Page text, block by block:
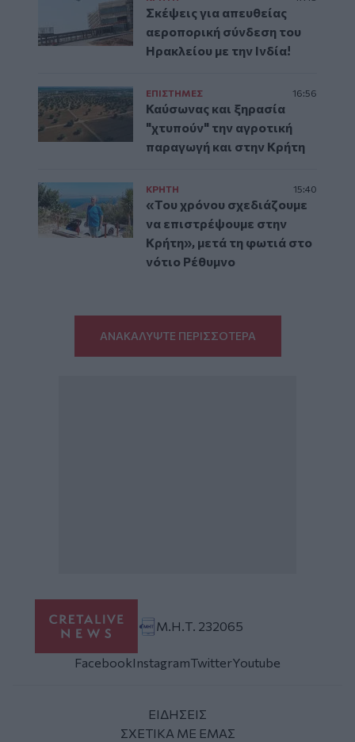
Σκέψεις για απευθείας
αεροπορική σύνδεση του
Ηρακλείου με την Ινδία!
ΕΠΙΣΤΗΜΕΣ 16:56
Καύσωνας και ξηρασία
"χτυπούν" την αγροτική
παραγωγή και στην Κρήτη
ΚΡΗΤΗ 15:40
«Του χρόνου σχεδιάζουμε
να επιστρέψουμε στην
Κρήτη», μετά τη φωτιά στο
νότιο Ρέθυμνο
ΑΝΑΚΑΛΥΨΤΕ ΠΕΡΙΣΣΟΤΕΡΑ
Μ.Η.Τ. 232065
FacebookInstagramTwitterYoutube
ΕΙΔΗΣΕΙΣ
ΣΧΕΤΙΚΑ ΜΕ ΕΜΑΣ